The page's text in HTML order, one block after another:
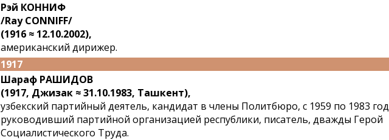
Рэй КОННИФ
/Ray CONNIFF/
(1916 ≈ 12.10.2002),
американский дирижер.
1917
Шараф РАШИДОВ
(1917, Джизак ≈ 31.10.1983, Ташкент),
узбекский партийный деятель, кандидат в члены Политбюро, с 1959 по 1983 год
руководивший партийной организацией республики, писатель, дважды Герой
Социалистического Труда.